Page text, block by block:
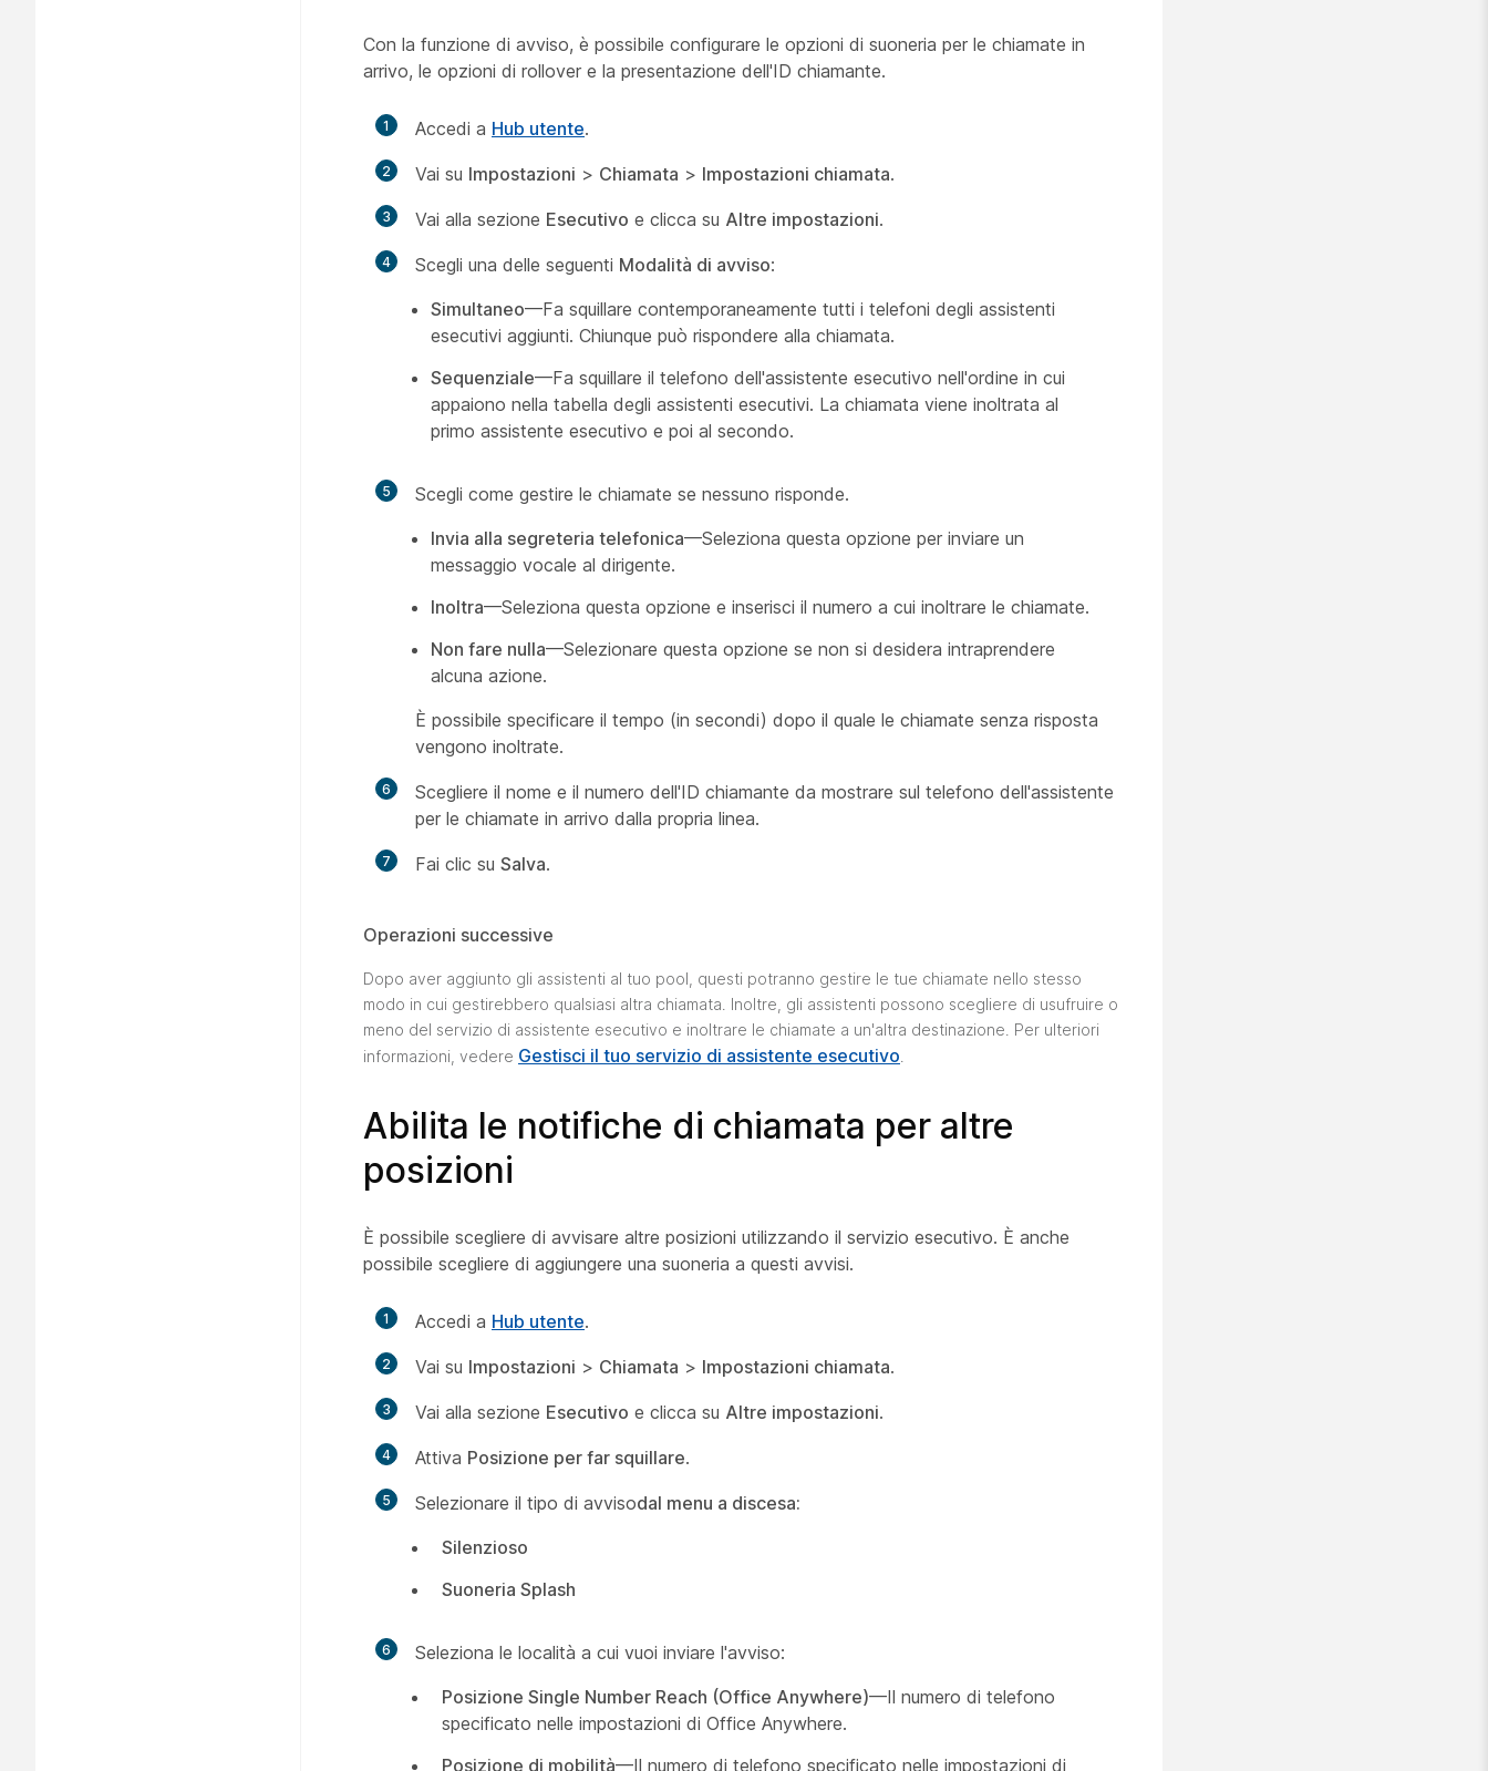
Con la funzione di avviso, è possibile configurare le opzioni di suoneria per le chiamate in
arrivo, le opzioni di rollover e la presentazione dell'ID chiamante.
1 Accedi a Hub utente.
2 Vai su Impostazioni > Chiamata > Impostazioni chiamata.
3 Vai alla sezione Esecutivo e clicca su Altre impostazioni.
4 Scegli una delle seguenti Modalità di avviso:
Simultaneo—Fa squillare contemporaneamente tutti i telefoni degli assistenti
esecutivi aggiunti. Chiunque può rispondere alla chiamata.
Sequenziale—Fa squillare il telefono dell'assistente esecutivo nell'ordine in cui
appaiono nella tabella degli assistenti esecutivi. La chiamata viene inoltrata al
primo assistente esecutivo e poi al secondo.
5
Scegli come gestire le chiamate se nessuno risponde.
Invia alla segreteria telefonica—Seleziona questa opzione per inviare un
messaggio vocale al dirigente.
Inoltra—Seleziona questa opzione e inserisci il numero a cui inoltrare le chiamate.
Non fare nulla—Selezionare questa opzione se non si desidera intraprendere
alcuna azione.
È possibile specificare il tempo (in secondi) dopo il quale le chiamate senza risposta
vengono inoltrate.
6
Scegliere il nome e il numero dell'ID chiamante da mostrare sul telefono dell'assistente
per le chiamate in arrivo dalla propria linea.
7 Fai clic su Salva.
Operazioni successive
Dopo aver aggiunto gli assistenti al tuo pool, questi potranno gestire le tue chiamate nello stesso
modo in cui gestirebbero qualsiasi altra chiamata. Inoltre, gli assistenti possono scegliere di usufruire o
meno del servizio di assistente esecutivo e inoltrare le chiamate a un'altra destinazione. Per ulteriori
informazioni, vedere Gestisci il tuo servizio di assistente esecutivo
Abilita le notifiche di chiamata per altre
posizioni
È possibile scegliere di avvisare altre posizioni utilizzando il servizio esecutivo. È anche
possibile scegliere di aggiungere una suoneria a questi avvisi.
1 Accedi a Hub utente.
2 Vai su Impostazioni > Chiamata > Impostazioni chiamata.
3 Vai alla sezione Esecutivo e clicca su Altre impostazioni.
4 Attiva Posizione per far squillare.
5 Selezionare il tipo di avvisodal menu a discesa:
Silenzioso
Suoneria Splash
6
Seleziona le località a cui vuoi inviare l'avviso:
Posizione Single Number Reach (Office Anywhere)—Il numero di telefono
specificato nelle impostazioni di Office Anywhere.
Posizione di mobilità—Il numero di telefono specificato nelle impostazioni di